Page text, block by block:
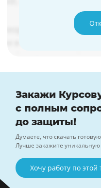
Закажи
с полным
до защиты!
Думаете, что скачать
Лучше закажите уникальную
Хочу работу по этой